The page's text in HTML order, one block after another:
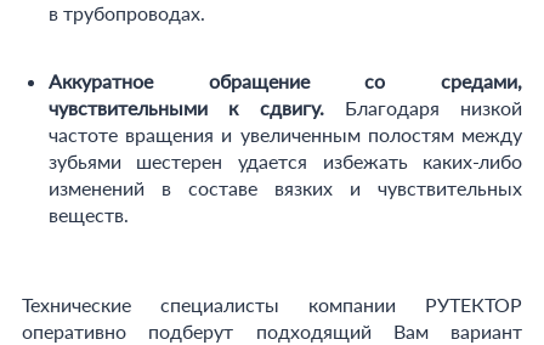
в трубопроводах.
Аккуратное обращение со средами,
чувствительными к сдвигу.Благодаря низкой
частоте вращения и увеличенным полостям между
зубьями шестерен удается избежать каких-либо
изменений в составе вязких и чувствительных
веществ.
Технические специалисты компании РУТЕКТОР
оперативно подберут подходящий Вам вариант